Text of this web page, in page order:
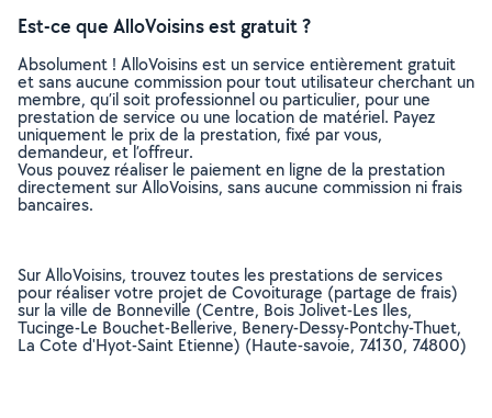
Est-ce que AlloVoisins est gratuit ?
Absolument ! AlloVoisins est un service entièrement gratuit
et sans aucune commission pour tout utilisateur cherchant un
membre, qu’il soit professionnel ou particulier, pour une
prestation de service ou une location de matériel. Payez
uniquement le prix de la prestation, fixé par vous,
demandeur, et l’offreur.
Vous pouvez réaliser le paiement en ligne de la prestation
directement sur AlloVoisins, sans aucune commission ni frais
bancaires.
Sur AlloVoisins, trouvez toutes les prestations de services
pour réaliser votre projet de Covoiturage (partage de frais)
sur la ville de Bonneville (Centre, Bois Jolivet-Les Iles,
Tucinge-Le Bouchet-Bellerive, Benery-Dessy-Pontchy-Thuet,
La Cote d'Hyot-Saint Etienne) (Haute-savoie, 74130, 74800)